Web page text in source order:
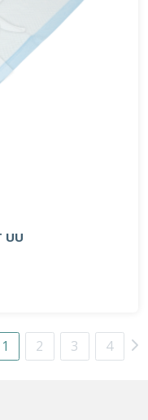
UU
1 2 3 4